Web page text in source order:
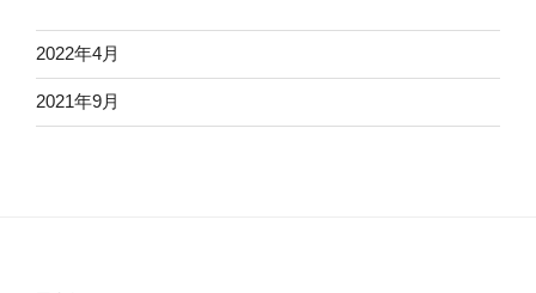
2022年4月
2021年9月